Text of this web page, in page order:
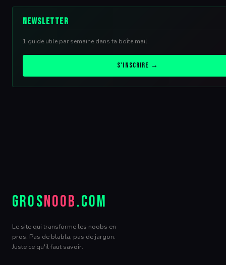
Newsletter
1 guide utile par semaine dans ta boîte mail.
S'inscrire →
GROSNOOB.COM
Le site qui transforme les noobs en
pros. Pas de blabla, pas de jargon.
Juste ce qu'il faut savoir.